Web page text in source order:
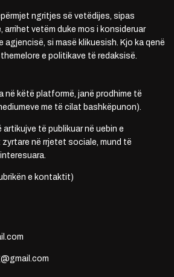
ngritjes së vetëdijes, sipas
arrihet vetëm duke mos i konsideruar
agjencisë, si masë klikuesish. Kjo ka qenë
e politikave të redaksisë.
në këtë platformë, janë prodhime të
me të cilat bashkëpunon).
të publikuar në uebin e
në rrjetet sociale, mund të
e kontaktit)